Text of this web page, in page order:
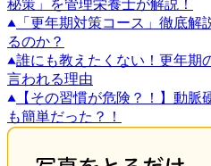
秘策」を管理栄養士が解説！
「更年期対策コース」徹底
るのか？
誰にも教えたくない！更年期
言われる理由
【その習慣が危険？！】動
も簡単だった？！